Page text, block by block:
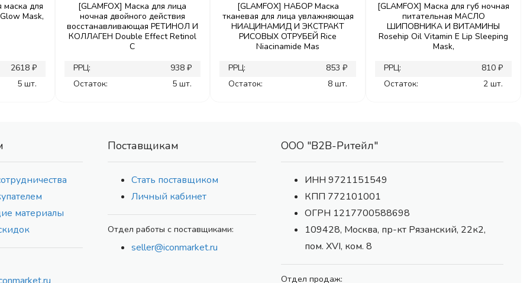
маска для
Mask,
2618 ₽
5 шт.
[GLAMFOX] Маска для лица
ночная двойного действия
восстанавливающая РЕТИНОЛ И
КОЛЛАГЕН Double Effect Retinol
C
РРЦ:
938 ₽
Остаток:
5 шт.
[GLAMFOX] НАБОР Маска
тканевая для лица увлажняющая
НИАЦИНАМИД И ЭКСТРАКТ
РИСОВЫХ ОТРУБЕЙ Rice
Niacinamide Mas
РРЦ:
853 ₽
Остаток:
8 шт.
[GLAMFOX] Маска для губ ночная
питательная МАСЛО
ШИПОВНИКА И ВИТАМИНЫ
Rosehip Oil Vitamin E Lip Sleeping
Mask,
РРЦ:
810 ₽
Остаток:
2 шт.
материалы
Поставщикам
Стать поставщиком
Личный кабинет
Отдел работы с поставщиками:
seller@iconmarket.ru
ООО "В2В-Ритейл"
ИНН 9721151549
КПП 772101001
ОГРН 1217700588698
109428, Москва, пр-кт Рязанский, 22к2,
пом. XVI, ком. 8
Отдел продаж: